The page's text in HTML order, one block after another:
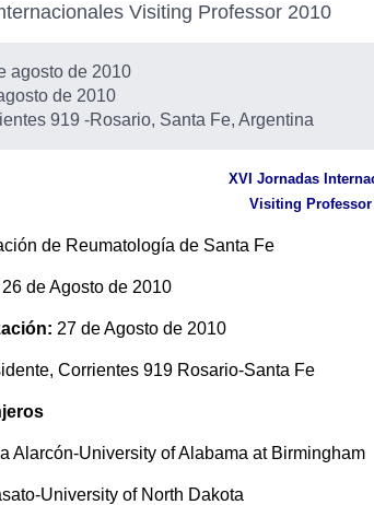
Visiting Professor 2010
agosto de 2010
de 2010
919 -Rosario, Santa Fe, Argentina
XVI Jornadas
Visiting
de Reumatología de Santa Fe
26 de Agosto de 2010
27 de Agosto de 2010
Corrientes 919 Rosario-Santa Fe
Alarcón-University of Alabama at Birmingham
University of North Dakota